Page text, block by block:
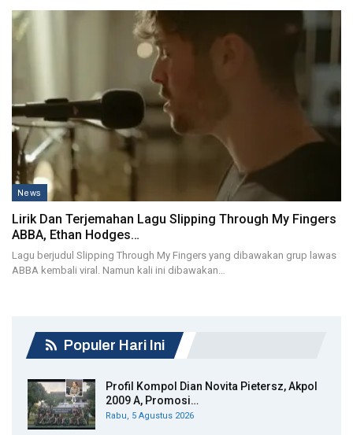
News
Lirik Dan Terjemahan Lagu Slipping Through My Fingers
ABBA, Ethan Hodges…
Lagu berjudul Slipping Through My Fingers yang dibawakan grup lawas
ABBA kembali viral. Namun kali ini dibawakan…
Populer Hari Ini
Profil Kompol Dian Novita Pietersz, Akpol
2009 A, Promosi…
Rabu, 5 Agustus 2026